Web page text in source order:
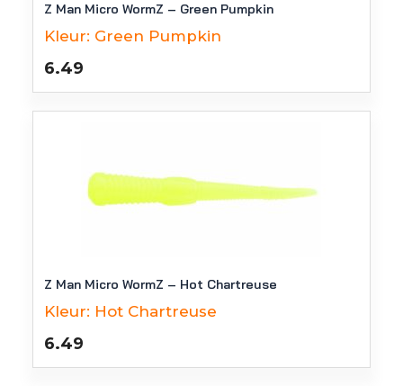
Z Man Micro WormZ – Green Pumpkin
Kleur: Green Pumpkin
6.49
Z Man Micro WormZ – Hot Chartreuse
Kleur: Hot Chartreuse
6.49